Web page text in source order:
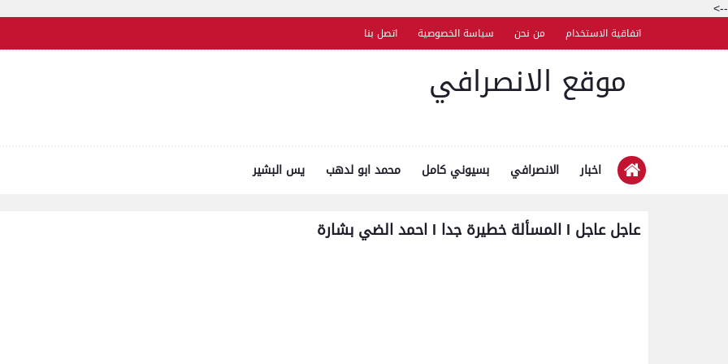
-->
اتفاقية الاستخدام من نحن سياسة الخصوصية اتصل بنا
موقع الانصرافي
اخبار الانصرافي بسيوني كامل محمد ابو لدهب يس البشير
عاجل عاجل l المسألة خطيرة جدا l احمد الضي بشارة